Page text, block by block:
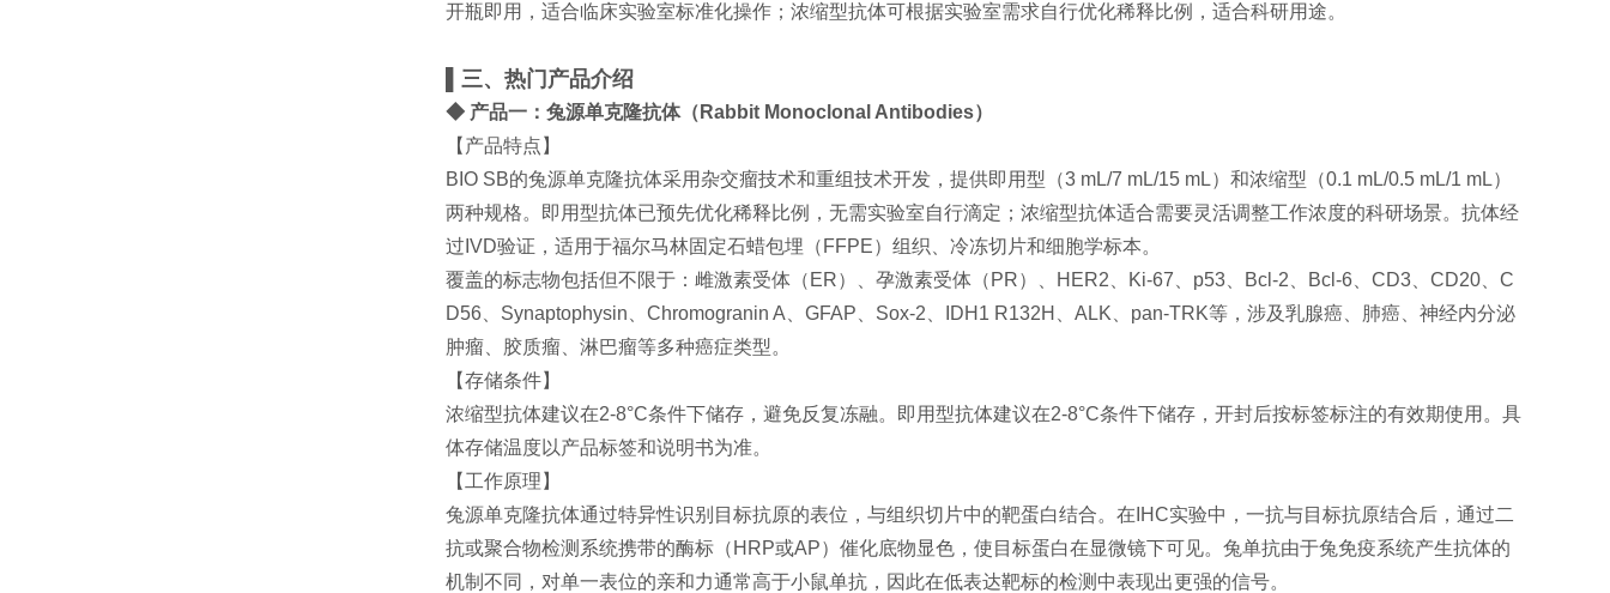
开瓶即用，适合临床实验室标准化操作；浓缩型抗体可根据实验室需求自行优化稀释比例，适合科研用途。
▌三、热门产品介绍
◆ 产品一：兔源单克隆抗体（Rabbit Monoclonal Antibodies）
【产品特点】
BIO SB的兔源单克隆抗体采用杂交瘤技术和重组技术开发，提供即用型（3 mL/7 mL/15 mL）和浓缩型（0.1 mL/0.5 mL/1 mL）
两种规格。即用型抗体已预先优化稀释比例，无需实验室自行滴定；浓缩型抗体适合需要灵活调整工作浓度的科研场景。抗体经
过IVD验证，适用于福尔马林固定石蜡包埋（FFPE）组织、冷冻切片和细胞学标本。
覆盖的标志物包括但不限于：雌激素受体（ER）、孕激素受体（PR）、HER2、Ki-67、p53、Bcl-2、Bcl-6、CD3、CD20、C
D56、Synaptophysin、Chromogranin A、GFAP、Sox-2、IDH1 R132H、ALK、pan-TRK等，涉及乳腺癌、肺癌、神经内分泌
肿瘤、胶质瘤、淋巴瘤等多种癌症类型。
【存储条件】
浓缩型抗体建议在2-8°C条件下储存，避免反复冻融。即用型抗体建议在2-8°C条件下储存，开封后按标签标注的有效期使用。具
体存储温度以产品标签和说明书为准。
【工作原理】
兔源单克隆抗体通过特异性识别目标抗原的表位，与组织切片中的靶蛋白结合。在IHC实验中，一抗与目标抗原结合后，通过二
抗或聚合物检测系统携带的酶标（HRP或AP）催化底物显色，使目标蛋白在显微镜下可见。兔单抗由于兔免疫系统产生抗体的
机制不同，对单一表位的亲和力通常高于小鼠单抗，因此在低表达靶标的检测中表现出更强的信号。